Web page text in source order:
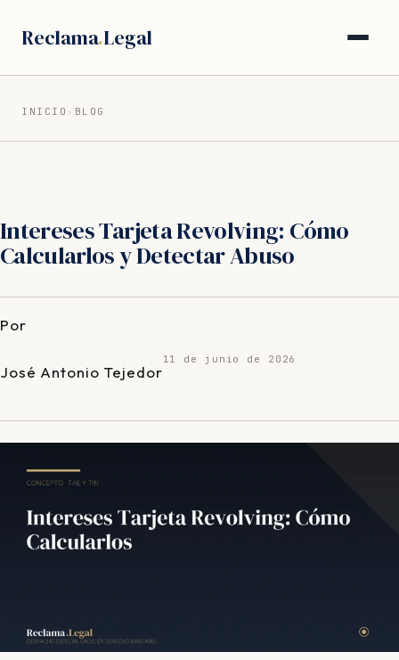
Reclama.Legal
INICIO › BLOG
Intereses Tarjeta Revolving: Cómo
Calcularlos y Detectar Abuso
Por
José Antonio Tejedor
11 de junio de 2026